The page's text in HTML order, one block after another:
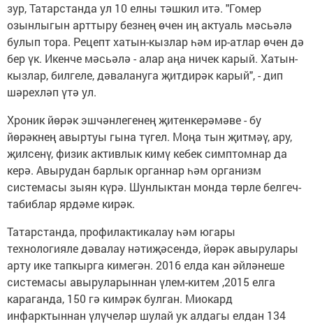
зур, Татарстанда ул 10 елны тәшкил итә. "Гомер
озынлыгын арттыру безнең өчен иң актуаль мәсьәлә
булып тора. Рецепт хатын-кызлар һәм ир-атлар өчен дә
бер үк. Икенче мәсьәлә - алар аңа ничек карый. Хатын-
кызлар, билгеле, дәвалануга җитдирәк карый", - дип
шәрехләп үтә ул.
Хроник йөрәк эшчәнлегенең җитенкерәмәве - бу
йөрәкнең авыртуы гына түгел. Моңа тын җитмәү, ару,
җилсенү, физик активлык кимү кебек симптомнар да
керә. Авырудан барлык органнар һәм организм
системасы зыян күрә. Шунлыктан монда төрле белгеч-
табиблар ярдәме кирәк.
Татарстанда, профилактикалау һәм югары
технологияле дәвалау нәтиҗәсендә, йөрәк авырулары
арту ике тапкырга кимегән. 2016 елда кан әйләнеше
системасы авыруларыннан үлем-китем ,2015 елга
караганда, 150 гә кимрәк булган. Миокард
инфарктыннан үлүчеләр шулай ук алдагы елдан 134